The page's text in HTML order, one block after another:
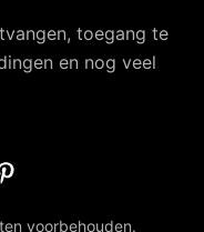
toegang te
en nog veel
voorbehouden.